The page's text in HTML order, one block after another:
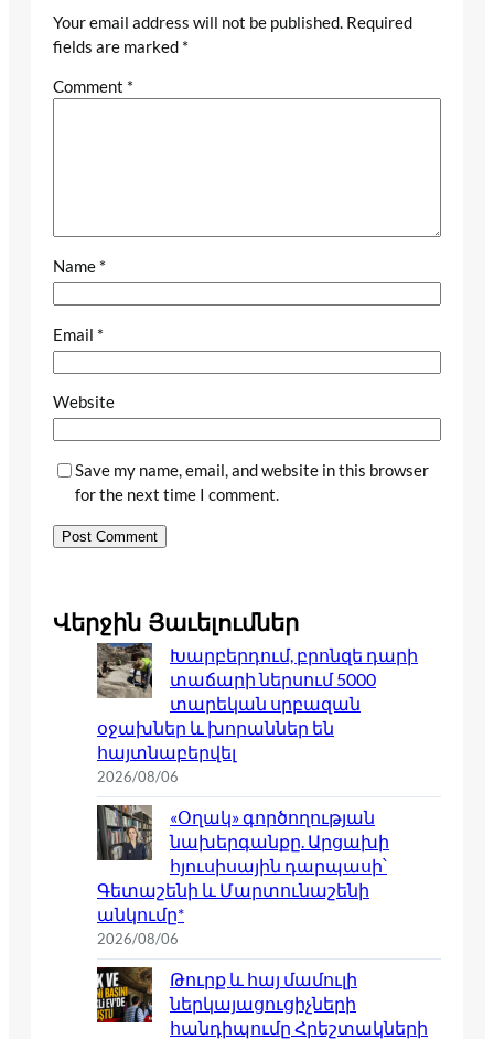
Your email address will not be published. Required
fields are marked *
Comment *
Name *
Email *
Website
Save my name, email, and website in this browser
for the next time I comment.
Վերջին Յաւելումներ
Խարբերդում, բրոնզե դարի
տաճարի ներսում 5000
տարեկան սրբազան
օջախներ և խորաններ են
հայտնաբերվել
2026/08/06
«Օղակ» գործողության
նախերգանքը. Արցախի
հյուսիսային դարպասի՝
Գետաշենի և Մարտունաշենի
անկումը*
2026/08/06
Թուրք և հայ մամուլի
ներկայացուցիչների
հանդիպումը Հրեշտակների